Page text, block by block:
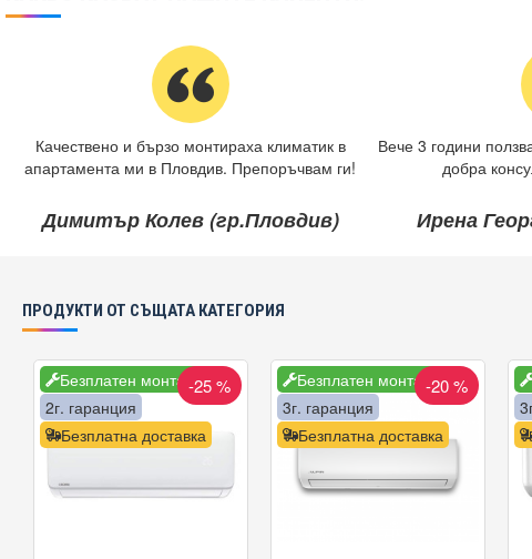
Качествено и бързо монтираха климатик в
апартамента ми в Пловдив. Препоръчвам ги!
Димитър Колев (гр.Пловдив)
Вече 3 години
добра
Ирена
ПРОДУКТИ ОТ СЪЩАТА КАТЕГОРИЯ
Безплатен монтаж
Безплатна доставка
2г. гаранция
-25 % Безплатен монтаж
Безплатна доставка
3г. гаранция
-20 %